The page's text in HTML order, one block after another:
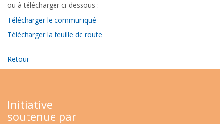
ou à télécharger ci-dessous :
Télécharger le communiqué
Télécharger la feuille de route
Retour
Initiative
soutenue par